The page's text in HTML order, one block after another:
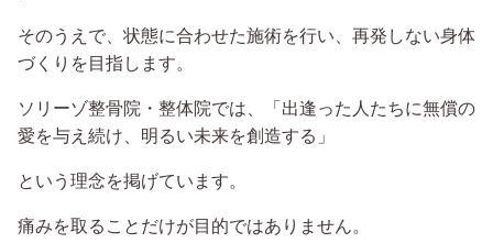
そのうえで、状態に合わせた施術を行い、再発しない身体
づくりを目指します。
ソリーゾ整骨院・整体院では、「出逢った人たちに無償の
愛を与え続け、明るい未来を創造する」
という理念を掲げています。
痛みを取ることだけが目的ではありません。